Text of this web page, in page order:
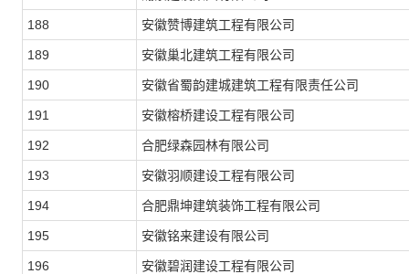
188 安徽赞博建筑工程有限公司
189 安徽巢北建筑工程有限公司
190 安徽省蜀韵建城建筑工程有限责任公司
191 安徽榕桥建设工程有限公司
192 合肥绿森园林有限公司
193 安徽羽顺建设工程有限公司
194 合肥鼎坤建筑装饰工程有限公司
195 安徽铭来建设有限公司
196 安徽碧润建设工程有限公司